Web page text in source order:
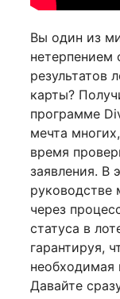
Вы один из
результатов
карты?
программе
мечта
время
заявления. В
руководстве
через
статуса в
гарантируя,
Давайте